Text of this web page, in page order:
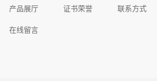
产品展厅 证书荣誉 联系方式
在线留言